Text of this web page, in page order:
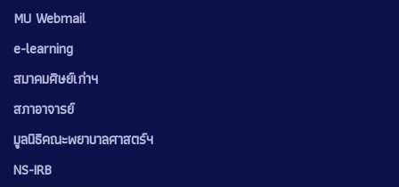
MU Webmail
e-learning
สมาคมศิษย์เก่าฯ
สภาอาจารย์
มูลนิธิคณะพยาบาลศาสตร์ฯ
NS-IRB